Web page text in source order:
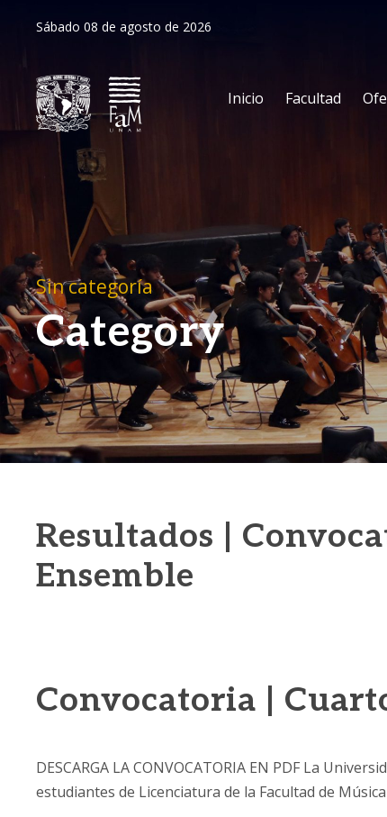
Sábado 08 de agosto de 2026
Inicio Facultad
Sin categoría
Category
Resultados |
Ensemble
Convocatoria |
DESCARGA LA CONVOCATORIA EN PDF La
estudiantes de Licenciatura de la Facultad de